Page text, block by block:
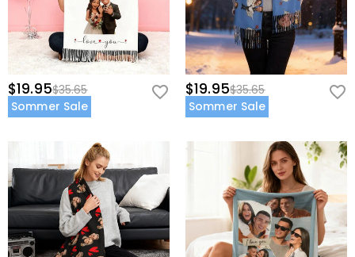
$19.95$35.65
Sommer Sale
$19.95$35.65
Sommer Sale